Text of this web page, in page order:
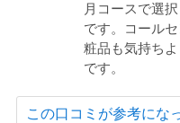
月コースで選
です。コール
粧品も気持ち
です。
この口コミが参考にな